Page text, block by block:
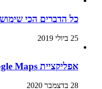
כל הדברים הכי
25 ביולי 2019
אפליקציית Google Maps חוגגת יומולדת עם ממשק ופיצ’רים חדשים
28 בדצמבר 2020